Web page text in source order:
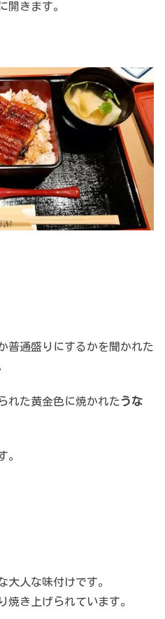
開きます。
普通盛りにするかを聞かれた
れた黄金色に焼かれた うな
。
大人な味付けです。
焼き上げられています。